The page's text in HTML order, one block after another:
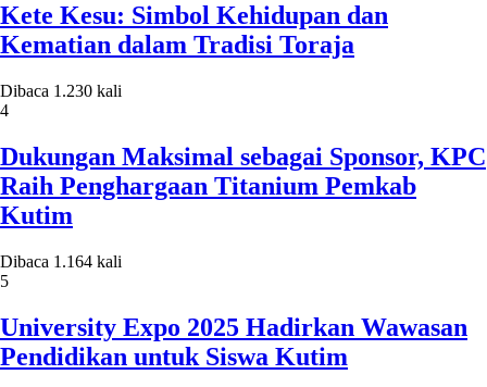
Kete Kesu: Simbol Kehidupan dan
Kematian dalam Tradisi Toraja
Dibaca 1.230 kali
4
Dukungan Maksimal sebagai Sponsor, KPC
Raih Penghargaan Titanium Pemkab
Kutim
Dibaca 1.164 kali
5
University Expo 2025 Hadirkan Wawasan
Pendidikan untuk Siswa Kutim